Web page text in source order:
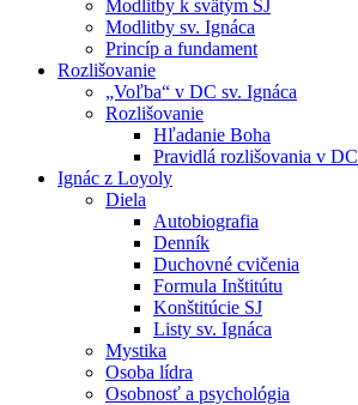
Modlitby k svätým SJ
Modlitby sv. Ignáca
Princíp a fundament
Rozlišovanie
„Voľba“ v DC sv. Ignáca
Rozlišovanie
Hľadanie Boha
Pravidlá rozlišovania v DC
Ignác z Loyoly
Diela
Autobiografia
Denník
Duchovné cvičenia
Formula Inštitútu
Konštitúcie SJ
Listy sv. Ignáca
Mystika
Osoba lídra
Osobnosť a psychológia